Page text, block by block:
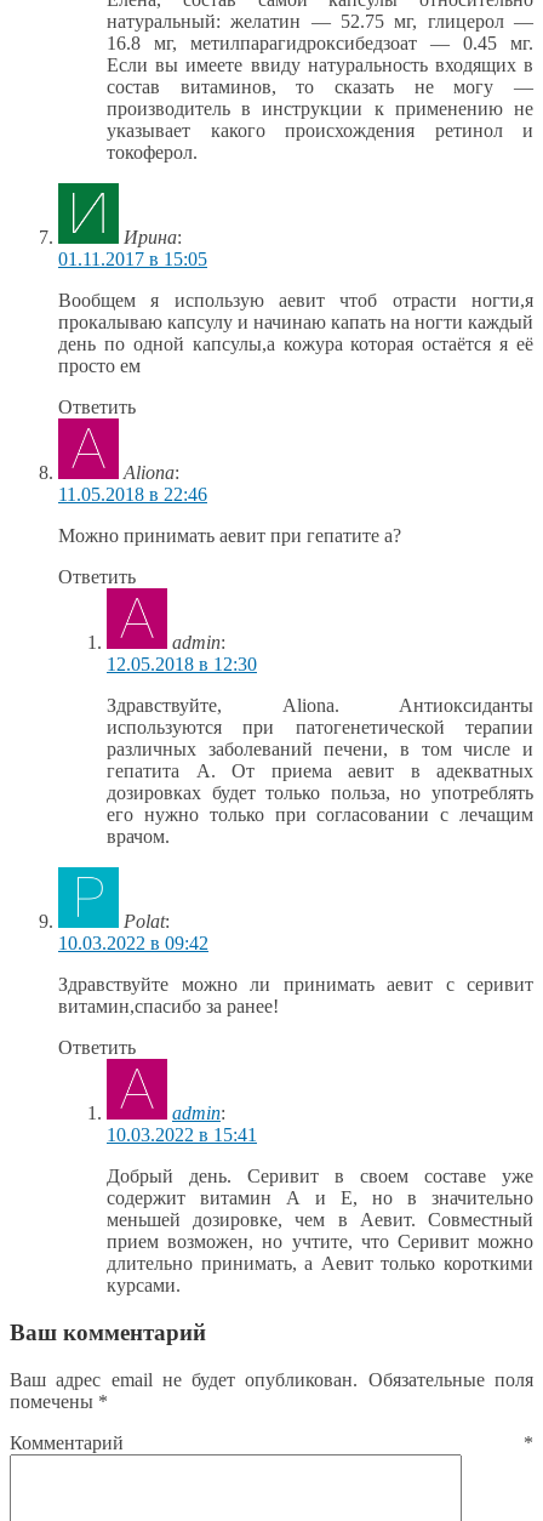
натуральный: желатин — 52.75 мг, глицерол —
16.8 мг, метилпарагидроксибедзоат — 0.45 мг.
Если вы имеете ввиду натуральность входящих в
состав витаминов, то сказать не могу —
производитель в инструкции к применению не
указывает какого происхождения ретинол и
токоферол.
Ирина:
01.11.2017 в 15:05
Вообщем я использую аевит чтоб отрасти ногти,я
прокалываю капсулу и начинаю капать на ногти каждый
день по одной капсулы,а кожура которая остаётся я её
просто ем
Ответить
Aliona:
11.05.2018 в 22:46
Можно принимать аевит при гепатите а?
Ответить
admin:
12.05.2018 в 12:30
Здравствуйте, Aliona. Антиоксиданты
используются при патогенетической терапии
различных заболеваний печени, в том числе и
гепатита А. От приема аевит в адекватных
дозировках будет только польза, но употреблять
его нужно только при согласовании с лечащим
врачом.
Polat:
10.03.2022 в 09:42
Здравствуйте можно ли принимать аевит с серивит
витамин,спасибо за ранее!
Ответить
admin:
10.03.2022 в 15:41
Добрый день. Серивит в своем составе уже
содержит витамин А и Е, но в значительно
меньшей дозировке, чем в Аевит. Совместный
прием возможен, но учтите, что Серивит можно
длительно принимать, а Аевит только короткими
курсами.
Ваш комментарий
Ваш адрес email не будет опубликован. Обязательные поля
помечены *
Комментарий *